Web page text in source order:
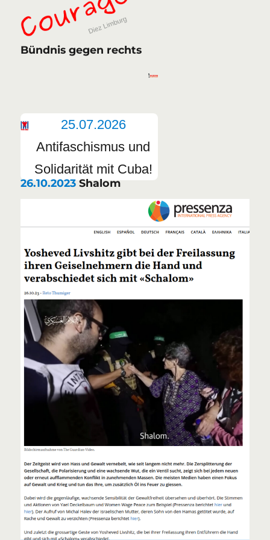
Bündnis gegen rechts
25.07.2026
Antifaschismus und
Solidarität mit Cuba!
26.10.2023 Shalom